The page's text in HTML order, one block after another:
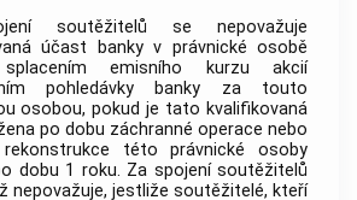
soutěžitelů se nepovažuje
účast
bankyv právnické osobě
emisního kurzu akcií
pohledávky
banky za touto
osobou, pokud je tato kvalifikovaná
po dobu záchranné operace nebo
rekonstrukce této právnické osoby
dobu 1 roku. Za spojení soutěžitelů
nepovažuje, jestliže soutěžitelé, kteří